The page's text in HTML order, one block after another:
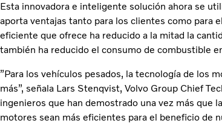
Esta innovadora e inteligente solución ahora se
aporta ventajas tanto para los clientes como para
eficiente que ofrece ha reducido a la mitad la
también ha reducido el consumo de combustible
”Para los vehículos pesados, la tecnología de los
más”, señala Lars Stenqvist, Volvo Group Chief
ingenieros que han demostrado una vez más que
motores sean más eficientes para el beneficio de